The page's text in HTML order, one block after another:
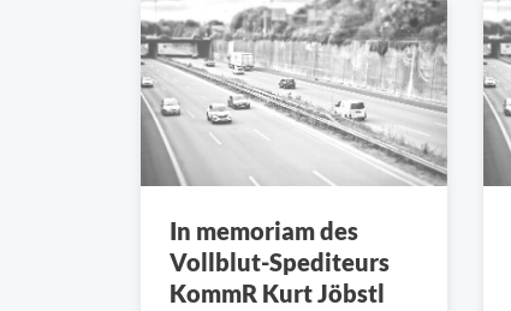
In memoriam des
Vollblut-Spediteurs
KommR Kurt Jöbstl